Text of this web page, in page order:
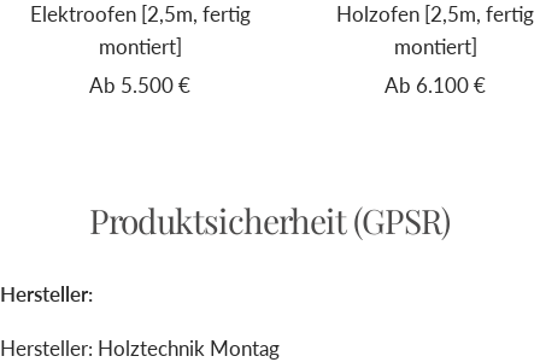
Elektroofen [2,5m, fertig
montiert]
Angebotspreis
Ab 5.500 €
Holzofen [2,5m, fertig
montiert]
Angebotspreis
Ab 6.100 €
Produktsicherheit (GPSR)
Hersteller:
Hersteller: Holztechnik Montag